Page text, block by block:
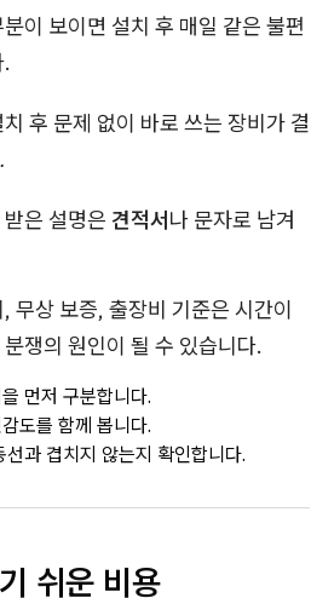
이 보이면 설치 후 매일 같은 불편
후 문제 없이 바로 쓰는 장비가 결
은 설명은 견적서나 문자로 남겨
무상 보증, 출장비 기준은 시간이
쟁의 원인이 될 수 있습니다.
먼저 구분합니다.
도를 함께 봅니다.
과 겹치지 않는지 확인합니다.
쉬운 비용